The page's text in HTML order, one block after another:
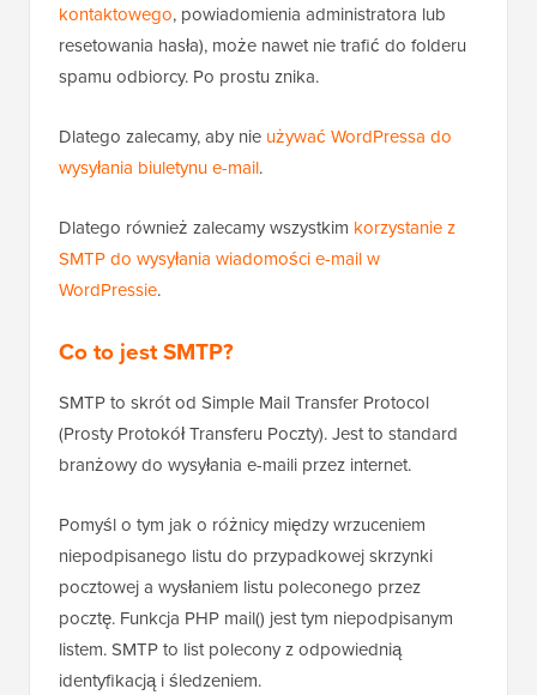
kontaktowego, powiadomienia administratora lub
resetowania hasła), może nawet nie trafić do folderu
spamu odbiorcy. Po prostu znika.
Dlatego zalecamy, aby nie używać WordPressa do
wysyłania biuletynu e-mail.
Dlatego również zalecamy wszystkim korzystanie z
SMTP do wysyłania wiadomości e-mail w
WordPressie.
Co to jest SMTP?
SMTP to skrót od Simple Mail Transfer Protocol
(Prosty Protokół Transferu Poczty). Jest to standard
branżowy do wysyłania e-maili przez internet.
Pomyśl o tym jak o różnicy między wrzuceniem
niepodpisanego listu do przypadkowej skrzynki
pocztowej a wysłaniem listu poleconego przez
pocztę. Funkcja PHP mail() jest tym niepodpisanym
listem. SMTP to list polecony z odpowiednią
identyfikacją i śledzeniem.